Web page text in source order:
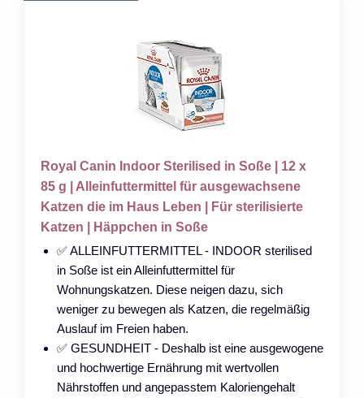
Royal Canin Indoor Sterilised in Soße | 12 x
85 g | Alleinfuttermittel für ausgewachsene
Katzen die im Haus Leben | Für sterilisierte
Katzen | Häppchen in Soße
✅ ALLEINFUTTERMITTEL - INDOOR sterilised
in Soße ist ein Alleinfuttermittel für
Wohnungskatzen. Diese neigen dazu, sich
weniger zu bewegen als Katzen, die regelmäßig
Auslauf im Freien haben.
✅ GESUNDHEIT - Deshalb ist eine ausgewogene
und hochwertige Ernährung mit wertvollen
Nährstoffen und angepasstem Kaloriengehalt